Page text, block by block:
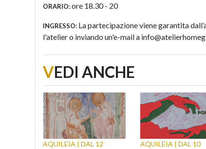
ORARIO:ore 18.30 - 20
INGRESSO: La partecipazione viene garantita
l'atelier o inviando un'e-mail a
VEDI ANCHE
AQUILEIA | DAL 12
AQUILEIA | DAL 10